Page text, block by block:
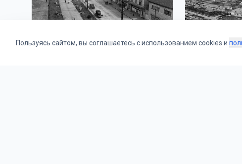
Пользуясь сайтом, вы соглашаетесь с использованием cookies и